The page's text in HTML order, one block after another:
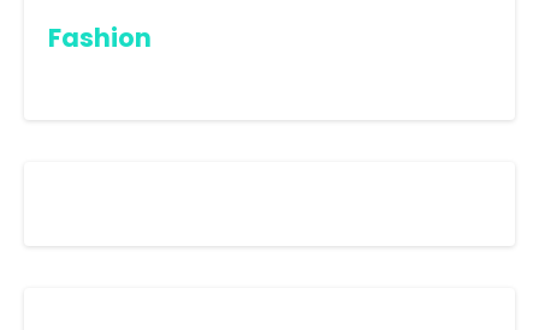
Fashion